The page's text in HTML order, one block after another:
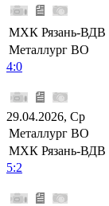
МХК Рязань-ВДВ
Металлург ВО
4:0
29.04.2026, Ср
Металлург ВО
МХК Рязань-ВДВ
5:2